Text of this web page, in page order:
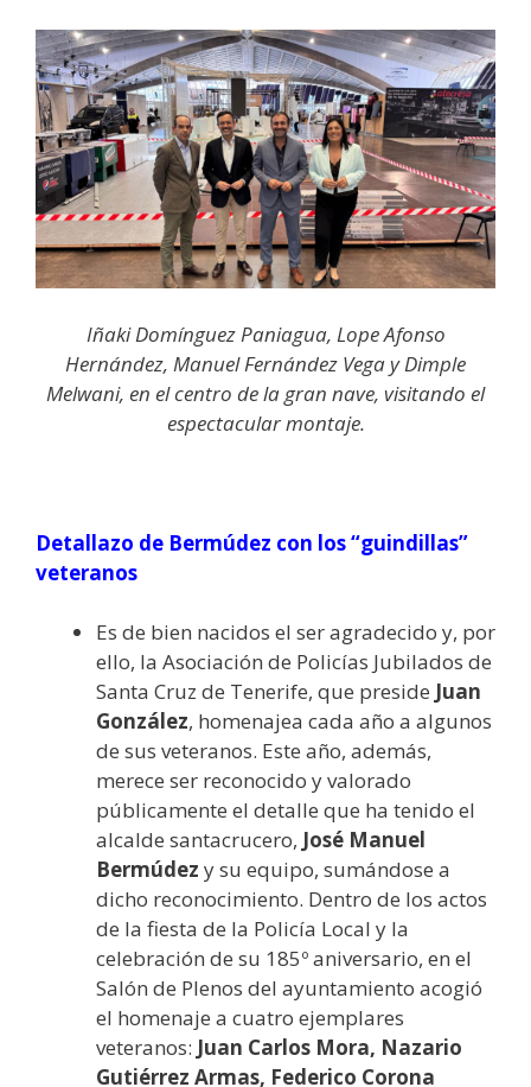
Iñaki Domínguez Paniagua, Lope Afonso
Hernández, Manuel Fernández Vega y Dimple
Melwani, en el centro de la gran nave, visitando el
espectacular montaje.
Detallazo de Bermúdez con los “guindillas”
veteranos
Es de bien nacidos el ser agradecido y, por
ello, la Asociación de Policías Jubilados de
Santa Cruz de Tenerife, que preside Juan
González, homenajea cada año a algunos
de sus veteranos. Este año, además,
merece ser reconocido y valorado
públicamente el detalle que ha tenido el
alcalde santacrucero, José Manuel
Bermúdez y su equipo, sumándose a
dicho reconocimiento. Dentro de los actos
de la fiesta de la Policía Local y la
celebración de su 185º aniversario, en el
Salón de Plenos del ayuntamiento acogió
el homenaje a cuatro ejemplares
veteranos: Juan Carlos Mora, Nazario
Gutiérrez Armas, Federico Corona